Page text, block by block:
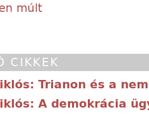
múlt
CIKKEK
Trianon és a
A demokrácia